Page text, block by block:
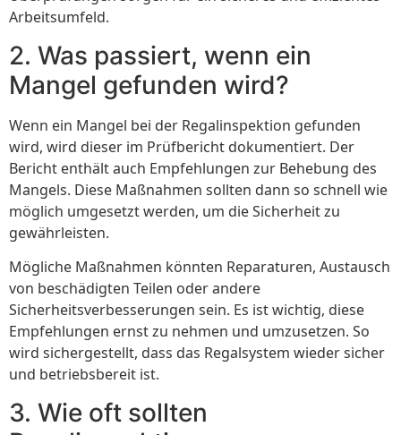
Arbeitsumfeld.
2. Was passiert, wenn ein
Mangel gefunden wird?
Wenn ein Mangel bei der Regalinspektion gefunden
wird, wird dieser im Prüfbericht dokumentiert. Der
Bericht enthält auch Empfehlungen zur Behebung des
Mangels. Diese Maßnahmen sollten dann so schnell wie
möglich umgesetzt werden, um die Sicherheit zu
gewährleisten.
Mögliche Maßnahmen könnten Reparaturen, Austausch
von beschädigten Teilen oder andere
Sicherheitsverbesserungen sein. Es ist wichtig, diese
Empfehlungen ernst zu nehmen und umzusetzen. So
wird sichergestellt, dass das Regalsystem wieder sicher
und betriebsbereit ist.
3. Wie oft sollten